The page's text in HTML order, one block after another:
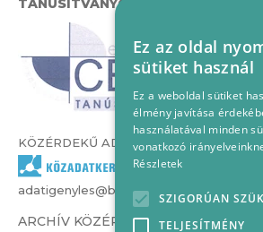
TANÚSÍTVÁNYOK
KÖZÉRDEKŰ ADATOK
adatigenyles@bvcs.hu
ARCHÍV KÖZÉRDEKŰ ADATOK –
Ez az oldal
sütiket használ
Ez a weboldal sütiket
élmény javítása
használatával minden
vonatkozó
Részletek
SZIGORÚAN
TELJESÍTMÉNY